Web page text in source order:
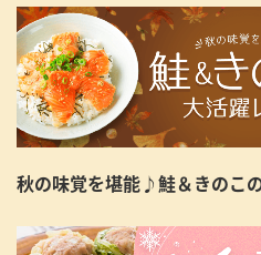
秋の味覚を堪能♪鮭＆きのこ